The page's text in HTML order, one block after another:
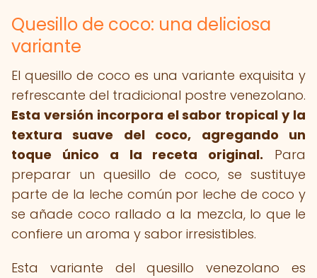
Quesillo de coco: una deliciosa
variante
El quesillo de coco es una variante exquisita y
refrescante del tradicional postre venezolano.
Esta versión incorpora el sabor tropical y la
textura suave del coco, agregando un
toque único a la receta original. Para
preparar un quesillo de coco, se sustituye
parte de la leche común por leche de coco y
se añade coco rallado a la mezcla, lo que le
confiere un aroma y sabor irresistibles.
Esta variante del quesillo venezolano es